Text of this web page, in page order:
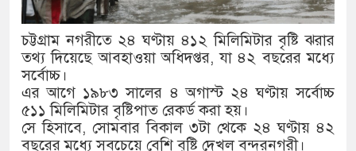
থেকে সাবেক মন্ত্রী লতিফ সিদ্দিকী গ্রেফতার
নাকি গোল্ড?’ ক্যাম্পেইনের বিজয়ীদের পুরস্কৃত করল এসিআই-
ব্র্যান্ড, বাড়ল ক্যাম্পেইনের মেয়াদ
অনুযায়ী যথাসময়ে রাষ্ট্রপতি নির্বাচন হবে : মির্জা ফখরুল
চট্টগ্রাম নগরীতে ২৪ ঘণ্টায় ৪১২ মিলিমিটার বৃষ্টি ঝরার
তথ্য দিয়েছে আবহাওয়া অধিদপ্তর, যা ৪২ বছরের মধ্যে
সর্বোচ্চ।
এর আগে ১৯৮৩ সালের ৪ অগাস্ট ২৪ ঘণ্টায় সর্বোচ্চ
৫১১ মিলিমিটার বৃষ্টিপাত রেকর্ড করা হয়।
সে হিসাবে, সোমবার বিকাল ৩টা থেকে ২৪ ঘণ্টায় ৪২
বছরের মধ্যে সবচেয়ে বেশি বৃষ্টি দেখল বন্দরনগরী।